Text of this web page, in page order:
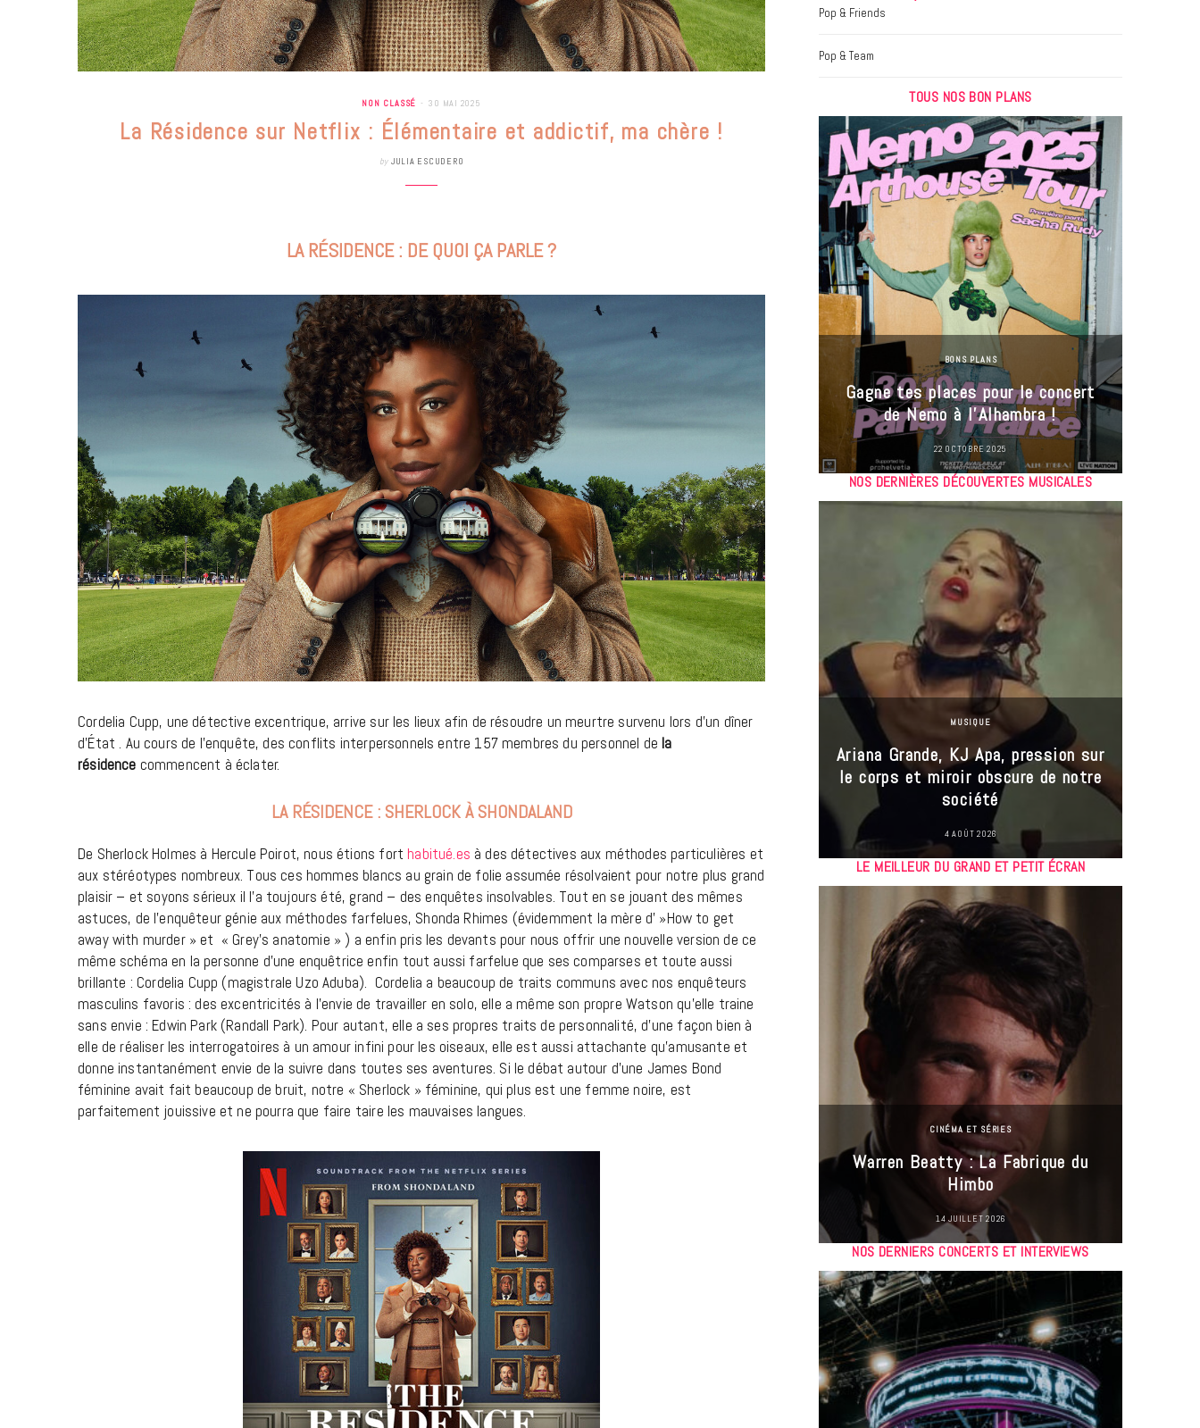
NON CLASSÉ 30 MAI 2025
La Résidence sur Netflix : Élémentaire et addictif, ma chère !
by JULIA ESCUDERO
LA RÉSIDENCE : DE QUOI ÇA PARLE ?
Cordelia Cupp, une détective excentrique, arrive sur les lieux afin de résoudre un meurtre survenu lors d’un dîner
d’État . Au cours de l’enquête, des conflits interpersonnels entre 157 membres du personnel de la
résidence commencent à éclater.
LA RÉSIDENCE : SHERLOCK À SHONDALAND
De Sherlock Holmes à Hercule Poirot, nous étions fort habitué.es à des détectives aux méthodes particulières et
aux stéréotypes nombreux. Tous ces hommes blancs au grain de folie assumée résolvaient pour notre plus grand
plaisir – et soyons sérieux il l’a toujours été, grand – des enquêtes insolvables. Tout en se jouant des mêmes
astuces, de l’enquêteur génie aux méthodes farfelues, Shonda Rhimes (évidemment la mère d' »How to get
away with murder » et « Grey’s anatomie » ) a enfin pris les devants pour nous offrir une nouvelle version de ce
même schéma en la personne d’une enquêtrice enfin tout aussi farfelue que ses comparses et toute aussi
brillante : Cordelia Cupp (magistrale Uzo Aduba). Cordelia a beaucoup de traits communs avec nos enquêteurs
masculins favoris : des excentricités à l’envie de travailler en solo, elle a même son propre Watson qu’elle traine
sans envie : Edwin Park (Randall Park). Pour autant, elle a ses propres traits de personnalité, d’une façon bien à
elle de réaliser les interrogatoires à un amour infini pour les oiseaux, elle est aussi attachante qu’amusante et
donne instantanément envie de la suivre dans toutes ses aventures. Si le débat autour d’une James Bond
féminine avait fait beaucoup de bruit, notre « Sherlock » féminine, qui plus est une femme noire, est
parfaitement jouissive et ne pourra que faire taire les mauvaises langues.
Pop & Friends
Pop & Team
TOUS NOS BON PLANS
BONS PLANS
Les Eclatantes : une soirée entre
concerts, expos, kart, aéroplume…
BONS PLANS
Gagne tes places pour le concert
de Nemo à l’Alhambra !
22 OCTOBRE 2025
NOS DERNIÈRES DÉCOUVERTES MUSICALES
MUSIQUE
dévoile « Beaches In Tennessee »
MUSIQUE
Ariana Grande, KJ Apa, pression sur
le corps et miroir obscure de notre
société
4 AOÛT 2026
LE MEILLEUR DU GRAND ET PETIT ÉCRAN
CINÉMA ET SÉRIES
Warren Beatty : La Fabrique du
Himbo
14 JUILLET 2026
NOS DERNIERS CONCERTS ET INTERVIEWS